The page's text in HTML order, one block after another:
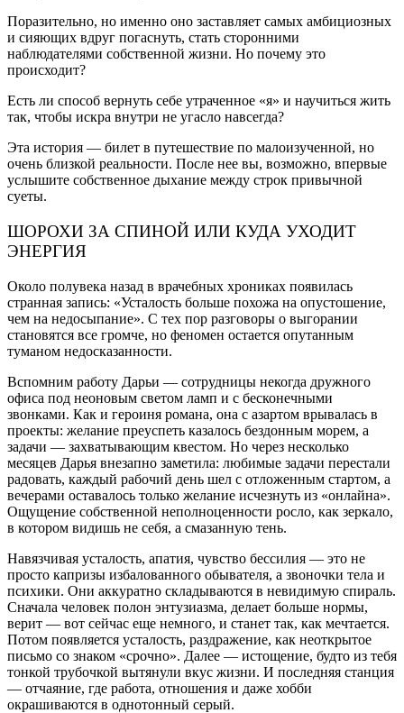
Поразительно, но именно оно заставляет самых амбициозных
и сияющих вдруг погаснуть, стать сторонними
наблюдателями собственной жизни. Но почему это
происходит?
Есть ли способ вернуть себе утраченное «я» и научиться жить
так, чтобы искра внутри не угасло навсегда?
Эта история — билет в путешествие по малоизученной, но
очень близкой реальности. После нее вы, возможно, впервые
услышите собственное дыхание между строк привычной
суеты.
ШОРОХИ ЗА СПИНОЙ ИЛИ КУДА УХОДИТ
ЭНЕРГИЯ
Около полувека назад в врачебных хрониках появилась
странная запись: «Усталость больше похожа на опустошение,
чем на недосыпание». С тех пор разговоры о выгорании
становятся все громче, но феномен остается опутанным
туманом недосказанности.
Вспомним работу Дарьи — сотрудницы некогда дружного
офиса под неоновым светом ламп и с бесконечными
звонками. Как и героиня романа, она с азартом врывалась в
проекты: желание преуспеть казалось бездонным морем, а
задачи — захватывающим квестом. Но через несколько
месяцев Дарья внезапно заметила: любимые задачи перестали
радовать, каждый рабочий день шел с отложенным стартом, а
вечерами оставалось только желание исчезнуть из «онлайна».
Ощущение собственной неполноценности росло, как зеркало,
в котором видишь не себя, а смазанную тень.
Навязчивая усталость, апатия, чувство бессилия — это не
просто капризы избалованного обывателя, а звоночки тела и
психики. Они аккуратно складываются в невидимую спираль.
Сначала человек полон энтузиазма, делает больше нормы,
верит — вот сейчас еще немного, и станет так, как мечтается.
Потом появляется усталость, раздражение, как неоткрытое
письмо со знаком «срочно». Далее — истощение, будто из тебя
тонкой трубочкой вытянули вкус жизни. И последняя станция
— отчаяние, где работа, отношения и даже хобби
окрашиваются в однотонный серый.